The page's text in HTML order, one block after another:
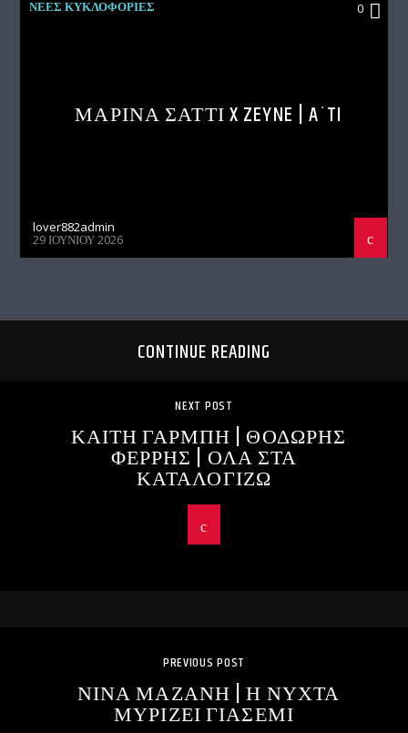
ΝΕΕΣ ΚΥΚΛΟΦΟΡΙΕΣ 0
ΜΑΡΙΝΑ ΣΑΤΤΙ X ZEYNE | A`TI
lover882admin
29 ΙΟΥΝΊΟΥ 2026
CONTINUE READING
NEXT POST
ΚΑΙΤΗ ΓΑΡΜΠΗ | ΘΟΔΩΡΗΣ
ΦΕΡΡΗΣ | ΟΛΑ ΣΤΑ
ΚΑΤΑΛΟΓΙΖΩ
PREVIOUS POST
ΝΙΝΑ ΜΑΖΑΝΗ | Η ΝΥΧΤΑ
ΜΥΡΙΖΕΙ ΓΙΑΣΕΜΙ